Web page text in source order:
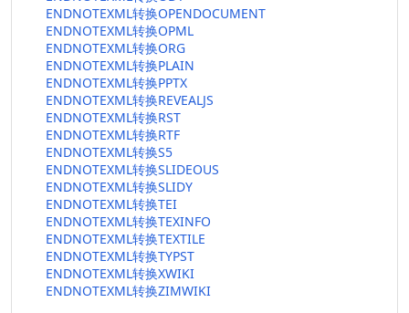
ENDNOTEXML转换OPENDOCUMENT
ENDNOTEXML转换OPML
ENDNOTEXML转换ORG
ENDNOTEXML转换PLAIN
ENDNOTEXML转换PPTX
ENDNOTEXML转换REVEALJS
ENDNOTEXML转换RST
ENDNOTEXML转换RTF
ENDNOTEXML转换S5
ENDNOTEXML转换SLIDEOUS
ENDNOTEXML转换SLIDY
ENDNOTEXML转换TEI
ENDNOTEXML转换TEXINFO
ENDNOTEXML转换TEXTILE
ENDNOTEXML转换TYPST
ENDNOTEXML转换XWIKI
ENDNOTEXML转换ZIMWIKI